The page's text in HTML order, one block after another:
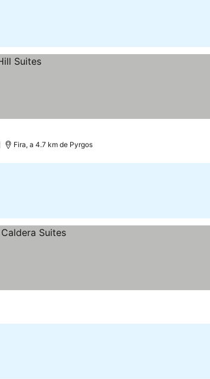
Fira, a 4.7 km de Pyrgos